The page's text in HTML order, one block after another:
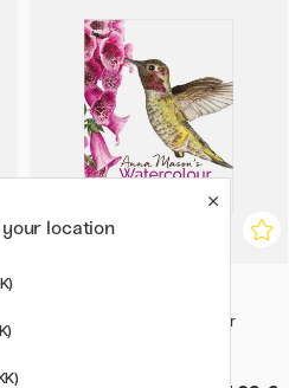
Anna Mason's Watercolour
your location